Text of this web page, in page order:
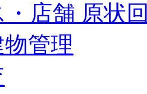
店舗 原状
管理